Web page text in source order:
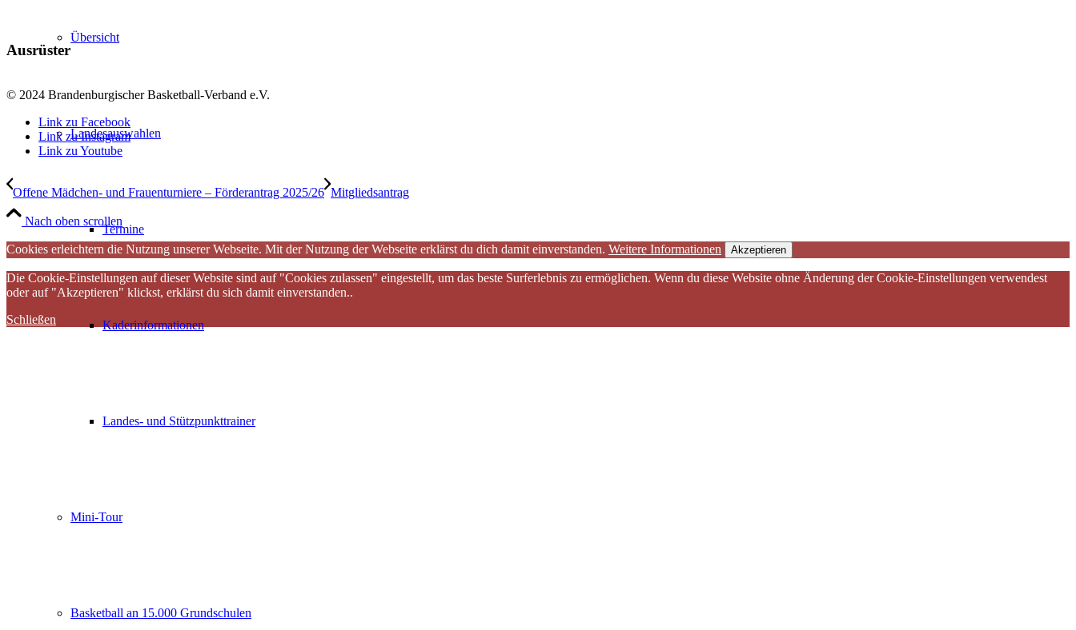
Übersicht
Landesauswahlen
Termine
Kaderinformationen
Landes- und Stützpunkttrainer
Mini-Tour
Basketball an 15.000 Grundschulen
Ausrüster
© 2024 Brandenburgischer Basketball-Verband e.V.
Link zu Facebook
Link zu Instagram
Link zu Youtube
Offene Mädchen- und Frauenturniere – Förderantrag 2025/26 Mitgliedsantrag
Nach oben scrollen
Cookies erleichtern die Nutzung unserer Webseite. Mit der Nutzung der Webseite erklärst du dich damit einverstanden. Weitere Informationen Akzeptieren
Die Cookie-Einstellungen auf dieser Website sind auf "Cookies zulassen" eingestellt, um das beste Surferlebnis zu ermöglichen. Wenn du diese Website ohne Änderung der Cookie-Einstellungen verwendest
oder auf "Akzeptieren" klickst, erklärst du sich damit einverstanden..
Schließen